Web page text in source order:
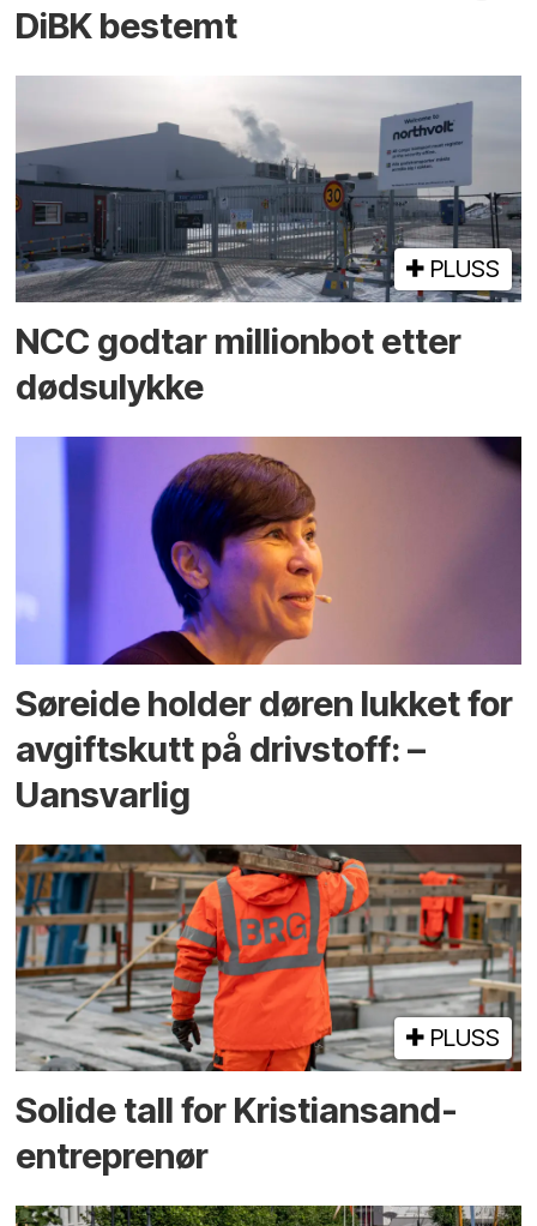
DiBK bestemt
PLUSS
NCC godtar millionbot etter
dødsulykke
Søreide holder døren lukket for
avgiftskutt på drivstoff: –
Uansvarlig
PLUSS
Solide tall for Kristiansand-
entreprenør